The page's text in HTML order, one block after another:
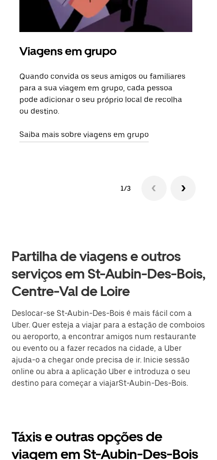
Viagens em grupo
Quando convida os seus amigos ou familiares
para a sua viagem em grupo, cada pessoa
pode adicionar o seu próprio local de recolha
ou destino.
Saiba mais sobre viagens em grupo
1/3
Partilha de viagens e outros
serviços em St-Aubin-Des-Bois,
Centre-Val de Loire
Deslocar-se St-Aubin-Des-Bois é mais fácil com a
Uber. Quer esteja a viajar para a estação de comboios
ou aeroporto, a encontrar amigos num restaurante
ou evento ou a fazer recados na cidade, a Uber
ajuda-o a chegar onde precisa de ir. Inicie sessão
online ou abra a aplicação Uber e introduza o seu
destino para começar a viajarSt-Aubin-Des-Bois.
Táxis e outras opções de
viagem em St-Aubin-Des-Bois